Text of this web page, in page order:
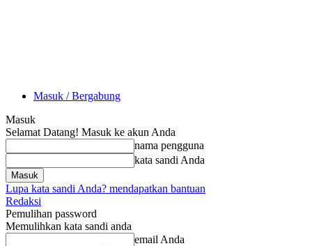
Masuk / Bergabung
Masuk
Selamat Datang! Masuk ke akun Anda
nama pengguna
kata sandi Anda
Lupa kata sandi Anda? mendapatkan bantuan
Redaksi
Pemulihan password
Memulihkan kata sandi anda
email Anda